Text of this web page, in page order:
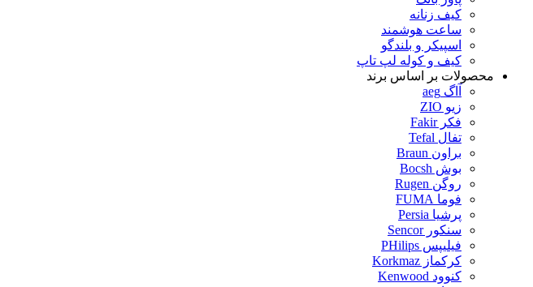
کیف زنانه
ساعت هوشمند
اسپیکر و بلندگو
کیف و کوله لپ تاپ
محصولات بر اساس برند
آاگ aeg
زیو ZIO
فکر Fakir
تفال Tefal
براون Braun
بوش Bocsh
روگن Rugen
فوما FUMA
پرشیا Persia
سنکور Sencor
فیلیپس PHilips
کرکماز Korkmaz
کنوود Kenwood